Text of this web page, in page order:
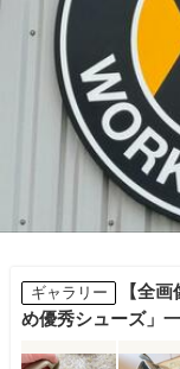
ギャラリー
【全
め優秀シューズ」